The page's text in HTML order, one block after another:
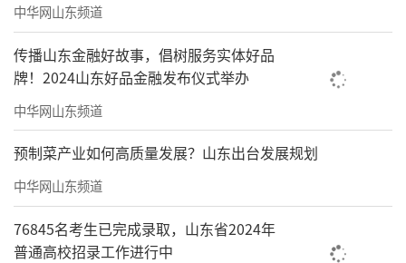
中华网山东频道
传播山东金融好故事，倡树服务实体好品
牌！2024山东好品金融发布仪式举办
中华网山东频道
预制菜产业如何高质量发展？山东出台发展规划
中华网山东频道
76845名考生已完成录取，山东省2024年
普通高校招录工作进行中